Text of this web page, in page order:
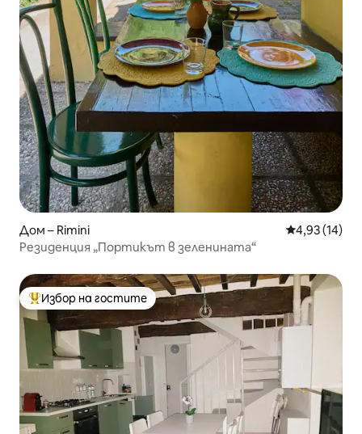
Дом – Rimini Средна
4,93 (14)
Резиденция „Портикът в зеленината“
Най-популярен избор на гостите
Избор на гостите